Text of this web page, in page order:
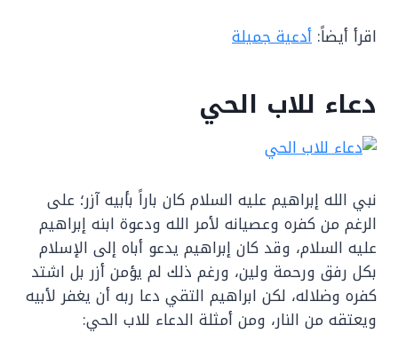
اقرأ أيضاً: أدعية جميلة
دعاء للاب الحي
نبي الله إبراهيم عليه السلام كان باراً بأبيه آزر؛ على
الرغم من كفره وعصيانه لأمر الله ودعوة ابنه إبراهيم
عليه السلام، وقد كان إبراهيم يدعو أباه إلى الإسلام
بكل رفق ورحمة ولين، ورغم ذلك لم يؤمن أزر بل اشتد
كفره وضلاله، لكن ابراهيم التقي دعا ربه أن يغفر لأبيه
ويعتقه من النار، ومن أمثلة الدعاء للاب الحي: